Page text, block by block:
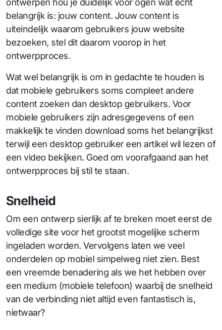
ontwerpen hou je duidelijk voor ogen wat echt
belangrijk is: jouw content. Jouw content is
uiteindelijk waarom gebruikers jouw website
bezoeken, stel dit daarom voorop in het
ontwerpproces.
Wat wel belangrijk is om in gedachte te houden is
dat mobiele gebruikers soms compleet andere
content zoeken dan desktop gebruikers. Voor
mobiele gebruikers zijn adresgegevens of een
makkelijk te vinden download soms het belangrijkst
terwijl een desktop gebruiker een artikel wil lezen of
een video bekijken. Goed om voorafgaand aan het
ontwerpproces bij stil te staan.
Snelheid
Om een ontwerp sierlijk af te breken moet eerst de
volledige site voor het grootst mogelijke scherm
ingeladen worden. Vervolgens laten we veel
onderdelen op mobiel simpelweg niet zien. Best
een vreemde benadering als we het hebben over
een medium (mobiele telefoon) waarbij de snelheid
van de verbinding niet altijd even fantastisch is,
nietwaar?